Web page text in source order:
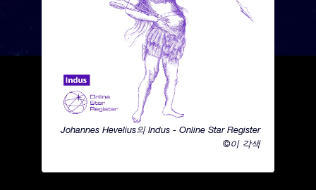
Johannes Hevelius의 Indus - Online Star Register
©이 각색